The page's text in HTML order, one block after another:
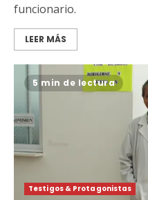
funcionario.
LEER MÁS
5 min de lectura
Testigos & Protagonistas